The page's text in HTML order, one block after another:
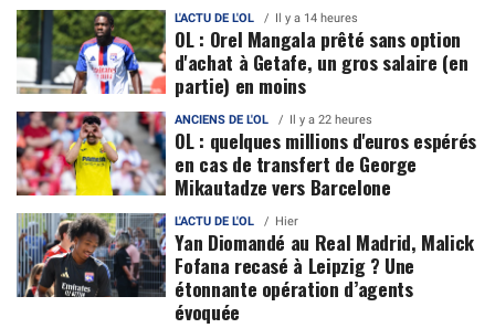
L'ACTU DE L'OL Il y a 14 heures
OL : Orel Mangala prêté sans option
d'achat à Getafe, un gros salaire (en
partie) en moins
ANCIENS DE L'OL Il y a 22 heures
OL : quelques millions d'euros espérés
en cas de transfert de George
Mikautadze vers Barcelone
L'ACTU DE L'OL Hier
Yan Diomandé au Real Madrid, Malick
Fofana recasé à Leipzig ? Une
étonnante opération d’agents
évoquée